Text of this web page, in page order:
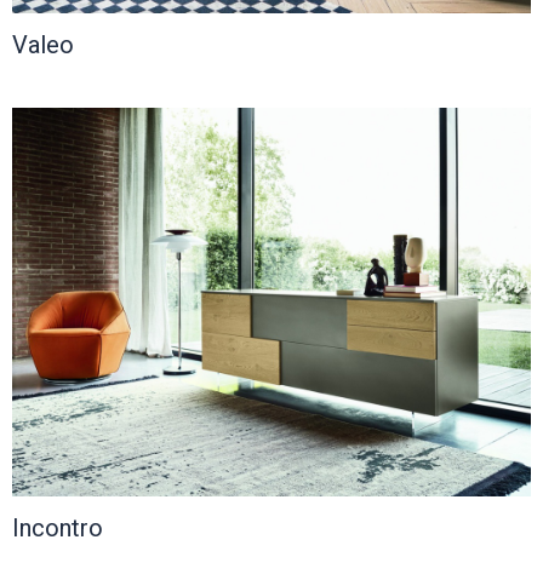
Valeo
Incontro